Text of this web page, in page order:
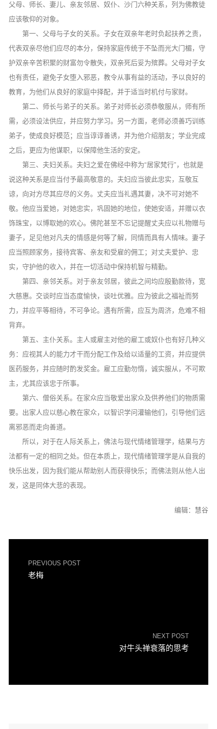
父母、师长、妻儿、亲友邻居、奴仆、沙门六种关系，列为佛教徒
应该敬仰的对象。
第一、父母与子女的关系。子女在双亲年老时负起扶养之责，
代表双亲尽他们应尽的本分，保持家庭传统于不坠而光大门楣，守
护双亲辛苦积聚的财富勿令散失，双亲死后妥为殡葬。父母对子女
也有责任，避免子女堕入邪恶，教令从事有益的活动，予以良好的
教育，为他们从良好的家庭中择配，并于适当时机付与家财。
第二、师长与弟子的关系。弟子对师长必须恭敬服从，师有所
需，必须设法供应，并应努力学习。另一方面，老师必须善巧训练
弟子，使成良好模范；应当谆谆善诱，并为他介绍朋友；学业完成
之后，更应为他谋职，以保障他生活的安定。
第三、夫妇关系。夫妇之爱在佛经中称为“居家梵行”，也就是
说这种关系是应当付予最高敬意的。夫妇应当彼此忠实，互敬互
谅，向对方尽其应尽的义务。丈夫应当礼遇其妻，决不可对她不
敬。他应当爱她，对她忠实，巩固她的地位，使她安适，并赠以衣
饰珠宝，以博取她的欢心。佛陀甚至不忘记提醒丈夫应以礼物赠与
妻子，足见他对凡夫的情感是何等了解，同情而具有人情味。妻子
应当照顾家务，接待宾客、亲友和受雇的佣工；对丈夫爱护、忠
实，守护他的收入，并在一切活动中保持机智与精勤。
第四、亲邻关系。对于亲友邻居，彼此之间均应殷勤款待，宽
大慈惠。交谈时应当态度愉快，谈吐优雅。应为彼此之福祉而努
力，并应平等相待，不可争论。遇有所需，应互为周济，危难不相
背弃。
第五、主仆关系。主人或雇主对他的雇工或奴仆也有好几种义
务：应视其人的能力才干而分配工作及给以适量的工资，并应提供
医药服务，并应随时酌发奖金。雇工应勤勿惰，诚实服从，不可欺
主，尤其应该忠于所事。
第六、僧俗关系。在家众应当敬爱出家众及供养他们的物质需
要。出家人应以慈心教在家众，以智识学问灌输他们，引导他们远
离邪恶而走向善道。
所以，对于在人际关系上，佛法与现代情绪管理学，结果与方
法都有一定的相同之处。但在本质上，现代情绪管理学是从自我的
快乐出发，因为我们能从帮助别人而获得快乐；而佛法则从他人出
发，这是同体大悲的表现。
编辑：慧谷
PREVIOUS POST
老梅
NEXT POST
对牛头禅衰落的思考